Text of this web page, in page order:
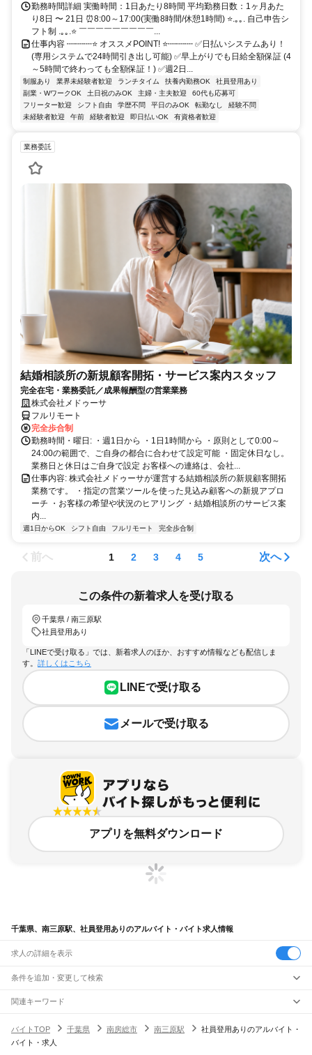
勤務時間詳細 実働時間：1日あたり8時間 平均勤務日数：1ヶ月あた
り8日 〜 21日 ⏰8:00～17:00(実働8時間/休憩1時間) ⭐.｡｡. 自己申告シ
フト制 .｡｡.⭐ ￣￣￣￣￣￣￣￣￣...
仕事内容 ┉┉┉⭐ オススメPOINT! ⭐┉┉┉ ✅日払いシステムあり！
(専用システムで24時間引き出し可能) ✅早上がりでも日給全額保証 (4
～5時間で終わっても全額保証！) ✅週2日...
制服あり 業界未経験者歓迎 ランチタイム 扶養内勤務OK
社員登用あり
副業・WワークOK
土日祝のみOK 主婦・主夫歓迎
60代も応募可
フリーター歓迎
シフト自由 学歴不問 平日のみOK 転勤なし
経験不問
未経験者歓迎
午前 経験者歓迎 即日払いOK 有資格者歓迎
業務委託
結婚相談所の新規顧客開拓・サービス案内スタッフ
完全在宅・業務委託／成果報酬型の営業業務
株式会社メドゥーサ
フルリモート
完全歩合制
勤務時間・曜日: ・週1日から ・1日1時間から ・原則として0:00～
24:00の範囲で、ご自身の都合に合わせて設定可能 ・固定休日なし。
業務日と休日はご自身で設定 お客様への連絡は、会社...
仕事内容: 株式会社メドゥーサが運営する結婚相談所の新規顧客開拓
業務です。 ・指定の営業ツールを使った見込み顧客への新規アプロ
ーチ ・お客様の希望や状況のヒアリング ・結婚相談所のサービス案
内...
週1日からOK シフト自由 フルリモート 完全歩合制
前へ 1 2 3 4 5 次へ
この条件の新着求人を受け取る
千葉県 / 南三原駅
社員登用あり
「LINEで受け取る」では、新着求人のほか、おすすめ情報なども配信しま
す。 詳しくはこちら
LINEで受け取る
メールで受け取る
アプリを無料ダウンロード
千葉県、南三原駅、社員登用ありのアルバイト・バイト求人情報
求人の詳細を表示
条件を追加・変更して検索
市区町村を追加・変更
千葉県すべて
千葉市
駅を追加・変更
職種を追加・変更
関連キーワード
バイトTOP
千葉県 南房総市 南三原駅
社員登用ありのアルバイト・
バイト・求人